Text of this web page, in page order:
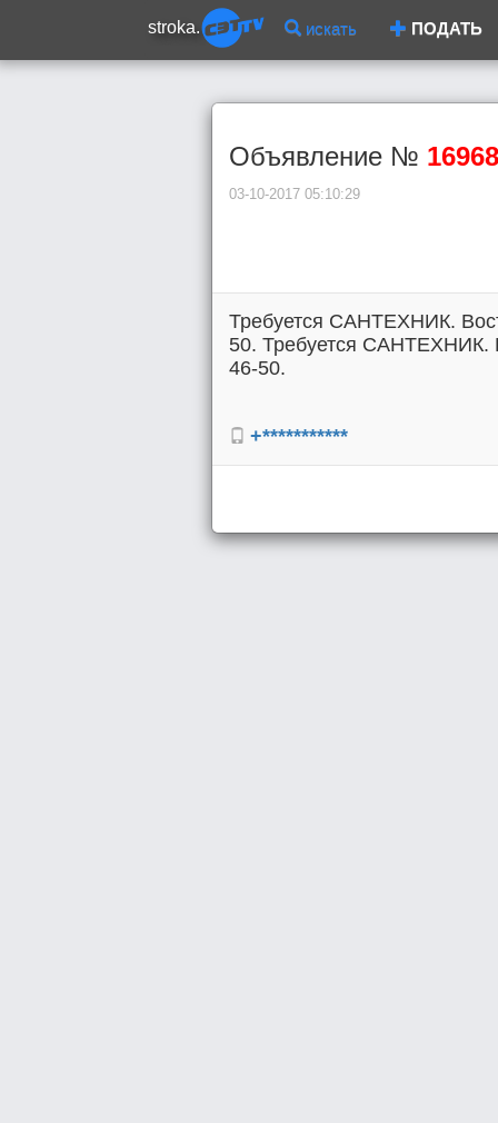
stroka. искать ПОДАТЬ
Объявление № 16968
03-10-2017 05:10:29
Требуется САНТЕХНИК.
50. Требуется САНТЕХНИК.
46-50.
+***********